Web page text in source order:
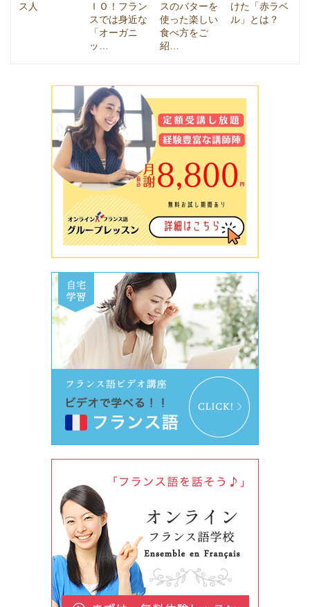
ス人
ＩＯ！フラン
スでは身近な
「オーガニ
ッ…
スのバターを
使った楽しい
食べ方をご
紹…
けた「赤ラベ
ル」とは？